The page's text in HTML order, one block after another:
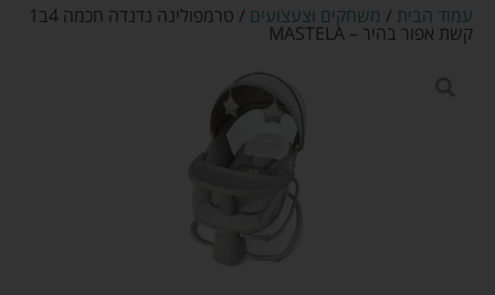
עמוד הבית / משחקים וצעצועים / טרמפולינה נדנדה חכמה 4ב1
קשת אפור בהיר – MASTELA